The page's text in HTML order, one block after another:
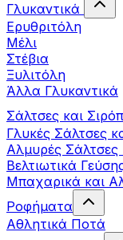
Γλυκαντικά
Ερυθριτόλη
Μέλι
Στέβια
Ξυλιτόλη
Άλλα Γλυκαντικά
Σάλτσες και
Γλυκές Σάλτσες
Αλμυρές Σάλτσες
Bελτιωτικά
Μπαχαρικά και
Ροφήματα
Αθλητικά Ποτά